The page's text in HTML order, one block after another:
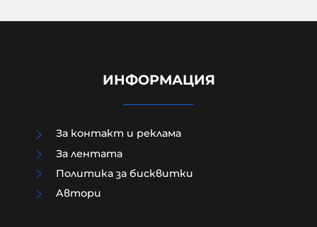
Политическият инстинкт на
самонареклата се демократична
ИНФОРМАЦИЯ
За контакт и реклама
За лентата
Политика за бисквитки
Aвтори